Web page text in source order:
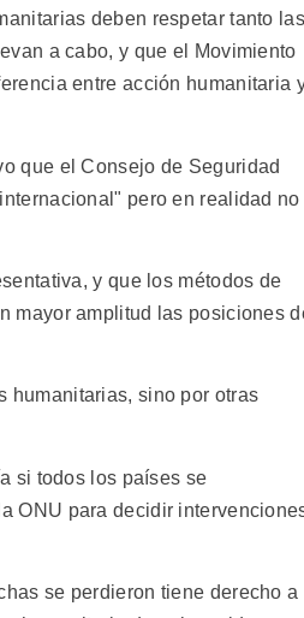
deben respetar tanto las
a cabo, y que el Movimiento
entre acción humanitaria
que el Consejo de Seguridad
pero en realidad no
y que los métodos de
mayor amplitud las posiciones
humanitarias, sino por otras
si todos los países se
ONU para decidir
se perdieron tiene derecho a